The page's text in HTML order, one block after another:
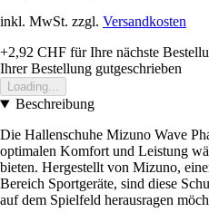
inkl. MwSt. zzgl. Versandkosten
+2,92 CHF für Ihre nächste
Ihrer Bestellung gutgeschrieben
Loading...
Beschreibung
Die Hallenschuhe Mizuno Wave
optimalen Komfort und Leistung
bieten. Hergestellt von Mizuno,
Bereich Sportgeräte, sind diese
auf dem Spielfeld herausragen